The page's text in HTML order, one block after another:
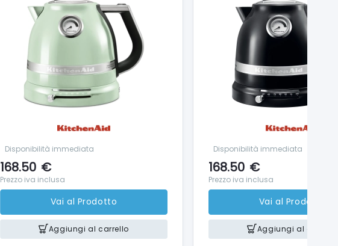
Disponibilità immediata
168.50 €
Prezzo iva inclusa
Vai al Prodotto
Aggiungi al carrello
Disponibilità immediata
168.50 €
Prezzo iva inclusa
Vai al Prodotto
Aggiungi al carrello